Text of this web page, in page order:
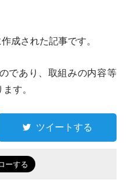
成された記事です。
であり、取組みの内容等
す。
ツイートする